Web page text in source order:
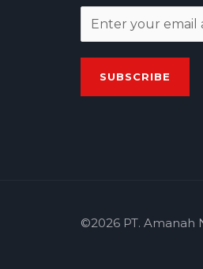
m
a
SUBSCRIBE
©2026 PT. Amanah